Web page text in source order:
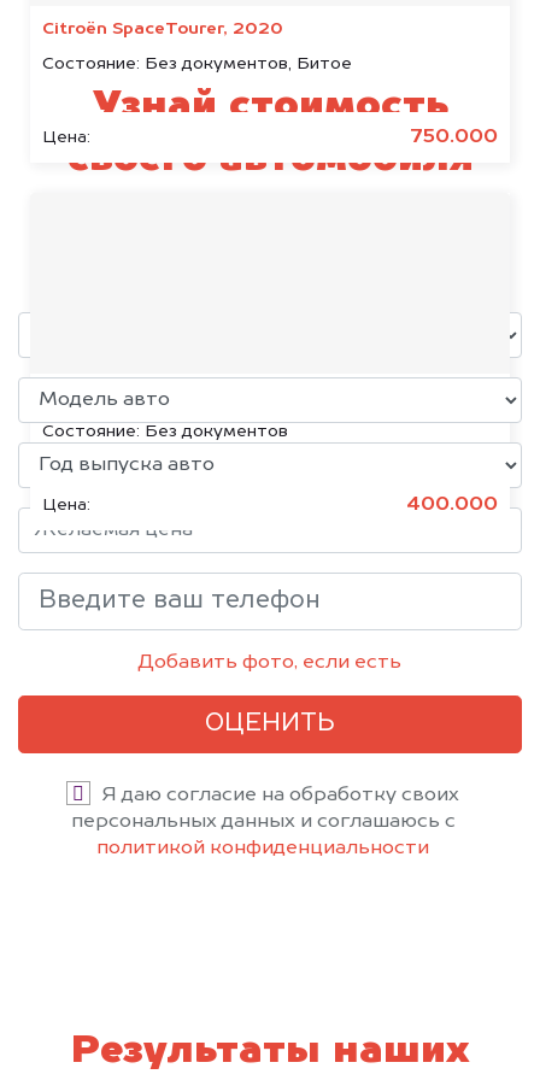
Citroën SpaceTourer, 2020
Состояние: Без документов, Битое
Цена: 750.000
Volkswagen Jetta, 2015
Состояние: Без документов
Цена: 400.000
Узнай стоимость
своего автомобиля
Добавить фото, если есть
ОЦЕНИТЬ
Я даю согласие на обработку своих
персональных данных и соглашаюсь с
политикой конфиденциальности
Результаты наших